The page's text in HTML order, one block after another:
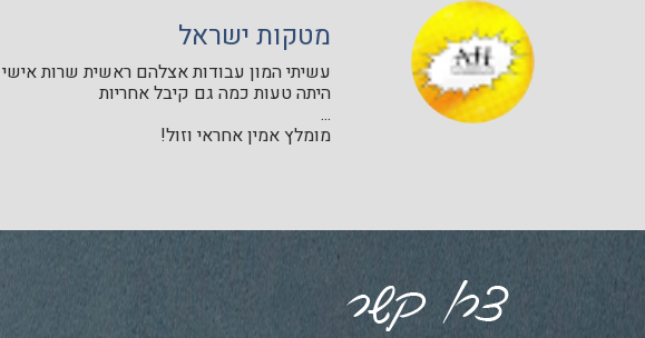
מטקות ישראל
עשיתי המון עבודות אצלהם ראשית שרות
היתה טעות כמה גם קיבל אחריות
...
מומלץ אמין אחראי וזול!